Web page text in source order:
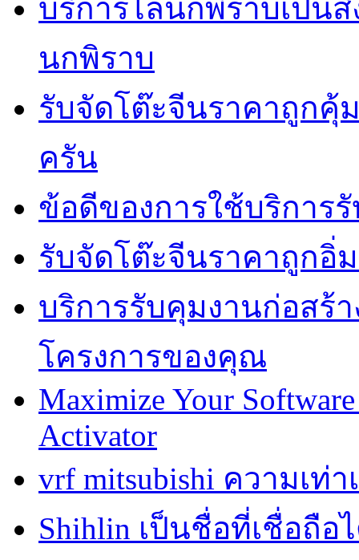
บริการไล่นกพิราบเป็น
นกพิราบ
รับจัดโต๊ะจีนราคาถูกคุ้
ครัน
ข้อดีของการใช้บริการ
รับจัดโต๊ะจีนราคาถูกอิ่
บริการรับคุมงานก่อสร้
โครงการของคุณ
Maximize Your
Activator
vrf mitsubishi ความเท่
Shihlin เป็นชื่อที่เชื่อถือ